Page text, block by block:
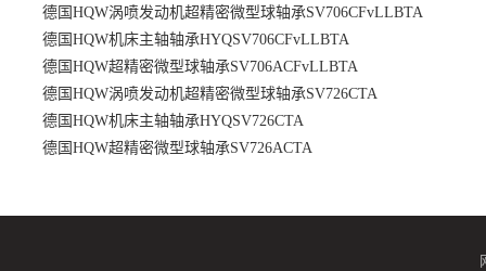
德国HQW涡喷发动机超精密微型球轴承SV706CFvLLBTA
德国HQW机床主轴轴承HYQSV706CFvLLBTA
德国HQW超精密微型球轴承SV706ACFvLLBTA
德国HQW涡喷发动机超精密微型球轴承SV726CTA
德国HQW机床主轴轴承HYQSV726CTA
德国HQW超精密微型球轴承SV726ACTA